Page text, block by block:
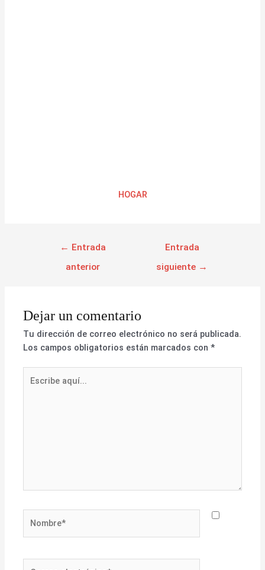
HOGAR
← Entrada
anterior
Entrada
siguiente →
Dejar un comentario
Tu dirección de correo electrónico no será publicada.
Los campos obligatorios están marcados con*
aquí...